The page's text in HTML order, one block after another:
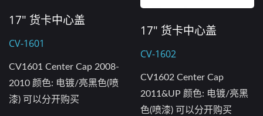
17" 货卡中心盖
CV-1601
CV1601 Center Cap 2008-
2010 颜色: 电镀/亮黑色(喷
漆) 可以分开购买
17" 货卡中心盖
CV-1602
CV1602 Center Cap
2011&UP 颜色: 电镀/亮黑
色(喷漆) 可以分开购买